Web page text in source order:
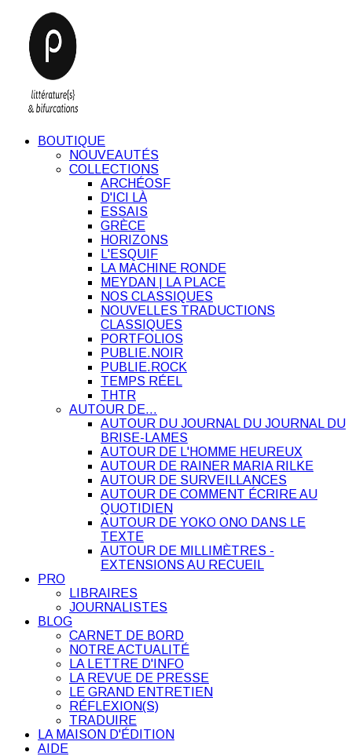
BOUTIQUE
NOUVEAUTÉS
COLLECTIONS
ARCHÉOSF
D'ICI LÀ
ESSAIS
GRÈCE
HORIZONS
L'ESQUIF
LA MACHINE RONDE
MEYDAN | LA PLACE
NOS CLASSIQUES
NOUVELLES TRADUCTIONS
CLASSIQUES
PORTFOLIOS
PUBLIE.NOIR
PUBLIE.ROCK
TEMPS RÉEL
THTR
AUTOUR DE…
AUTOUR DU JOURNAL DU JOURNAL DU
BRISE-LAMES
AUTOUR DE L'HOMME HEUREUX
AUTOUR DE RAINER MARIA RILKE
AUTOUR DE SURVEILLANCES
AUTOUR DE COMMENT ÉCRIRE AU
QUOTIDIEN
AUTOUR DE YOKO ONO DANS LE
TEXTE
AUTOUR DE MILLIMÈTRES -
EXTENSIONS AU RECUEIL
PRO
LIBRAIRES
JOURNALISTES
BLOG
CARNET DE BORD
NOTRE ACTUALITÉ
LA LETTRE D'INFO
LA REVUE DE PRESSE
LE GRAND ENTRETIEN
RÉFLEXION(S)
TRADUIRE
LA MAISON D'ÉDITION
AIDE